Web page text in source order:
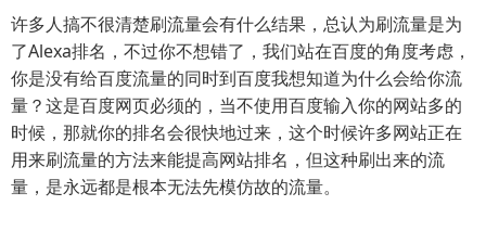
许多人搞不很清楚刷流量会有什么结果，总认为刷流量是为
了Alexa排名，不过你不想错了，我们站在百度的角度考虑，
你是没有给百度流量的同时到百度我想知道为什么会给你流
量？这是百度网页必须的，当不使用百度输入你的网站多的
时候，那就你的排名会很快地过来，这个时候许多网站正在
用来刷流量的方法来能提高网站排名，但这种刷出来的流
量，是永远都是根本无法先模仿故的流量。